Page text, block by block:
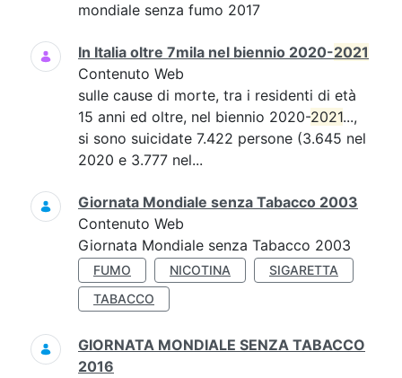
mondiale senza fumo 2017
In Italia oltre 7mila nel biennio 2020-2021
Contenuto Web
sulle cause di morte, tra i residenti di età
15 anni ed oltre, nel biennio 2020-2021...,
si sono suicidate 7.422 persone (3.645 nel
2020 e 3.777 nel...
Giornata Mondiale senza Tabacco 2003
Contenuto Web
Giornata Mondiale senza Tabacco 2003
FUMO NICOTINA
SIGARETTA
TABACCO
GIORNATA MONDIALE SENZA TABACCO
2016